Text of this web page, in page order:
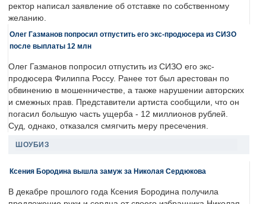
ректор написал заявление об отставке по собственному
желанию.
Олег Газманов попросил отпустить его экс-продюсера из СИЗО
после выплаты 12 млн
Олег Газманов попросил отпустить из СИЗО его экс-
продюсера Филиппа Россу. Ранее тот был арестован по
обвинению в мошенничестве, а также нарушении авторских
и смежных прав. Представители артиста сообщили, что он
погасил большую часть ущерба - 12 миллионов рублей.
Суд, однако, отказался смягчить меру пресечения.
ШОУБИЗ
Ксения Бородина вышла замуж за Николая Сердюкова
В декабре прошлого года Ксения Бородина получила